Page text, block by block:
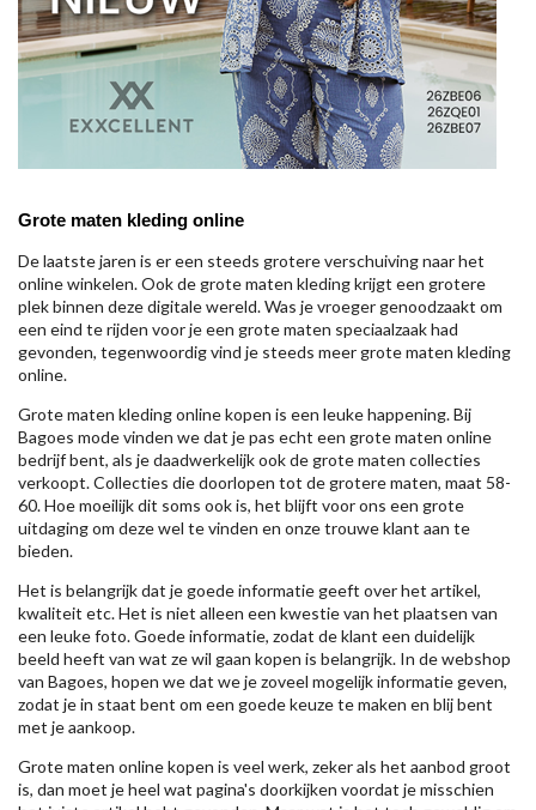
Grote maten kleding online
De laatste jaren is er een steeds grotere verschuiving naar het
online winkelen. Ook de grote maten kleding krijgt een grotere
plek binnen deze digitale wereld. Was je vroeger genoodzaakt om
een eind te rijden voor je een grote maten speciaalzaak had
gevonden, tegenwoordig vind je steeds meer grote maten kleding
online.
Grote maten kleding online kopen is een leuke happening. Bij
Bagoes mode vinden we dat je pas echt een grote maten online
bedrijf bent, als je daadwerkelijk ook de grote maten collecties
verkoopt. Collecties die doorlopen tot de grotere maten, maat 58-
60. Hoe moeilijk dit soms ook is, het blijft voor ons een grote
uitdaging om deze wel te vinden en onze trouwe klant aan te
bieden.
Het is belangrijk dat je goede informatie geeft over het artikel,
kwaliteit etc. Het is niet alleen een kwestie van het plaatsen van
een leuke foto. Goede informatie, zodat de klant een duidelijk
beeld heeft van wat ze wil gaan kopen is belangrijk. In de webshop
van Bagoes, hopen we dat we je zoveel mogelijk informatie geven,
zodat je in staat bent om een goede keuze te maken en blij bent
met je aankoop.
Grote maten online kopen is veel werk, zeker als het aanbod groot
is, dan moet je heel wat pagina's doorkijken voordat je misschien